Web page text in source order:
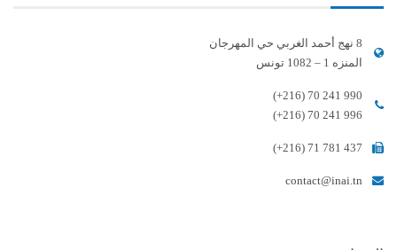
8 نهج أحمد الغربي حي المهرجان
المنزه 1 – 1082 تونس
(+216) 70 241 990
(+216) 70 241 996
(+216) 71 781 437
contact@inai.tn